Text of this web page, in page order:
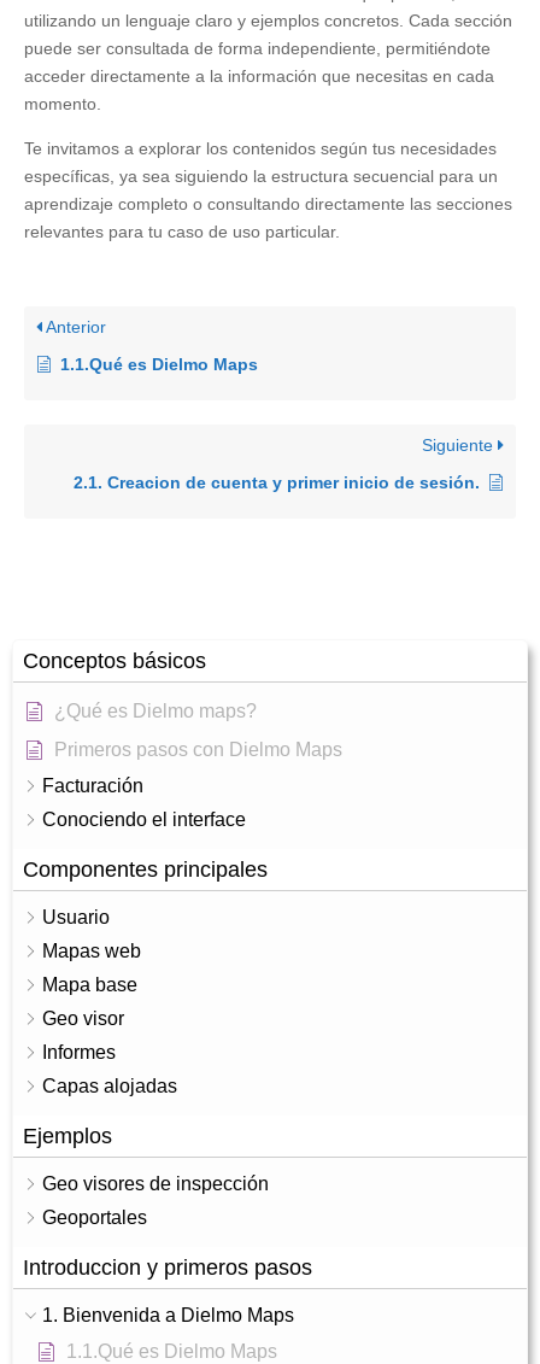
Conceptos básicos
¿Qué es Dielmo maps?
Primeros pasos con Dielmo Maps
Facturación
Conociendo el interface
Componentes principales
Usuario
Mapas web
Mapa base
Geo visor
Informes
Capas alojadas
Ejemplos
Geo visores de inspección
Geoportales
Introduccion y primeros pasos
1. Bienvenida a Dielmo Maps
1.1.Qué es Dielmo Maps
utilizando un lenguaje claro y ejemplos concretos. Cada sección
puede ser consultada de forma independiente, permitiéndote
acceder directamente a la información que necesitas en cada
momento.
Te invitamos a explorar los contenidos según tus necesidades
específicas, ya sea siguiendo la estructura secuencial para un
aprendizaje completo o consultando directamente las secciones
relevantes para tu caso de uso particular.
Anterior
1.1.Qué es Dielmo Maps
Siguiente
2.1. Creacion de cuenta y primer inicio de sesión.